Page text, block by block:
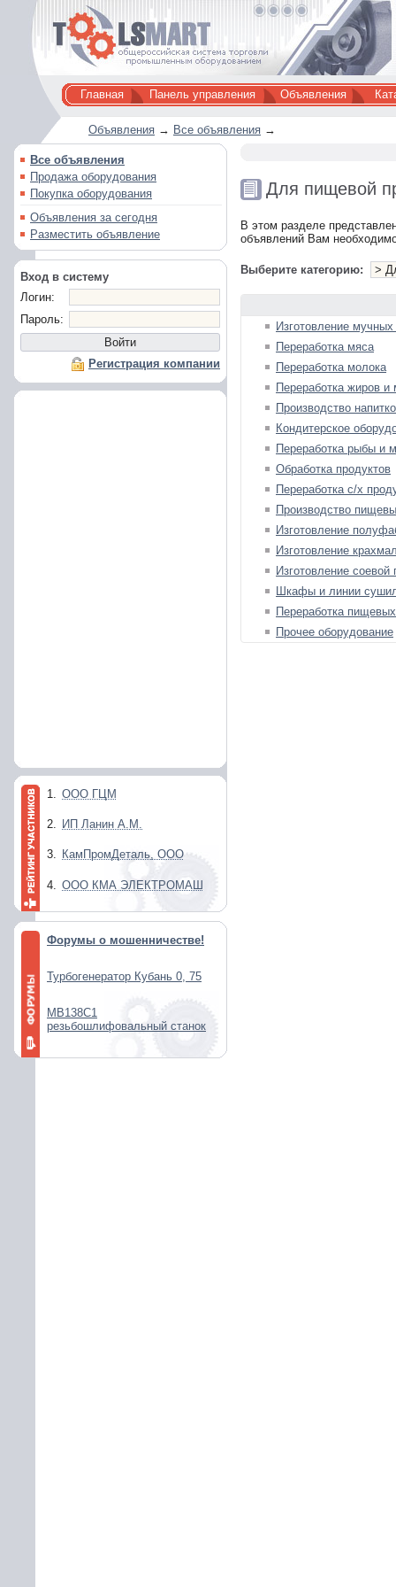
Главная Панель управления Объявления
Объявления → Все объявления →
Все объявления
Продажа оборудования
Покупка оборудования
Объявления за сегодня
Разместить объявление
Вход в систему
Логин:
Пароль:
Регистрация компании
1. ООО ГЦМ
2. ИП Ланин А.М.
3. КамПромДеталь, ООО
4. ООО КМА ЭЛЕКТРОМАШ
Форумы о мошенничестве!
Турбогенератор Кубань 0, 75
МВ138С1
резьбошлифовальный станок
Для пищевой
В этом разделе
объявлений Вам
Выберите категорию:
Изготовление
Переработка мяса
Переработка молока
Переработка жиров и
Производство
Кондитерское
Переработка рыбы и
Обработка продуктов
Переработка с/х
Производство
Изготовление
Изготовление
Изготовление соевой
Шкафы и линии
Переработка
Прочее оборудование